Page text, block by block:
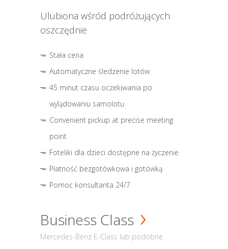
Ulubiona wśród podróżujących
oszczędnie
Stała cena
Automatyczne śledzenie lotów
45 minut czasu oczekiwania po
wylądowaniu samolotu
Convenient pickup at precise meeting
point
Foteliki dla dzieci dostępne na życzenie
Płatność bezgotówkowa i gotówką
Pomoc konsultanta 24/7
Business Class
Mercedes-Benz E-Class lub podobne